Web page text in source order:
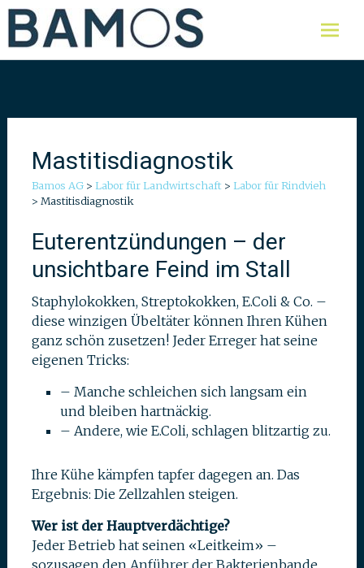
Skip
content
Mastitisdiagnostik
Bamos AG> Labor für Landwirtschaft> Labor für Rindvieh
> Mastitisdiagnostik
Euterentzündungen – der
unsichtbare Feind im Stall
Staphylokokken, Streptokokken, E.Coli & Co. –
diese winzigen Übeltäter können Ihren Kühen
ganz schön zusetzen! Jeder Erreger hat seine
eigenen Tricks:
– Manche schleichen sich langsam ein
und bleiben hartnäckig.
– Andere, wie E.Coli, schlagen blitzartig zu.
Ihre Kühe kämpfen tapfer dagegen an. Das
Ergebnis: Die Zellzahlen steigen.
Wer ist der Hauptverdächtige?
Jeder Betrieb hat seinen «Leitkeim» –
sozusagen den Anführer der Bakterienbande.